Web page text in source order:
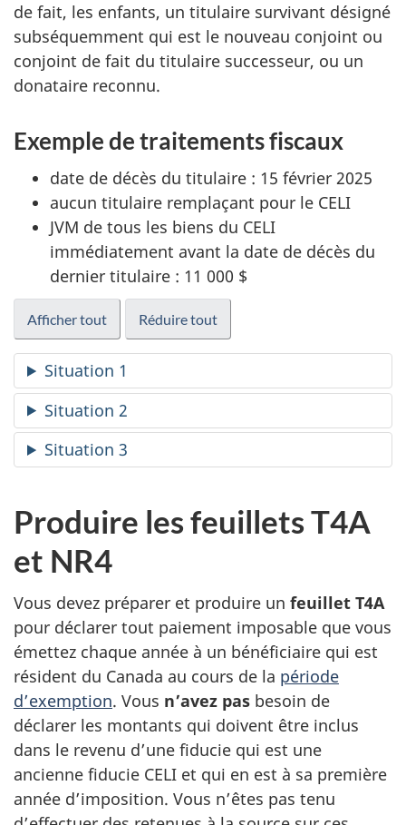
de fait, les enfants, un titulaire survivant désigné
subséquemment qui est le nouveau conjoint ou
conjoint de fait du titulaire successeur, ou un
donataire reconnu.
Exemple de traitements fiscaux
date de décès du titulaire : 15 février 2025
aucun titulaire remplaçant pour le CELI
JVM de tous les biens du CELI
immédiatement avant la date de décès du
dernier titulaire : 11 000 $
Afficher tout Réduire tout
Situation 1
Situation 2
Situation 3
Produire les feuillets T4A
et NR4
Vous devez préparer et produire un feuillet T4A
pour déclarer tout paiement imposable que vous
émettez chaque année à un bénéficiaire qui est
résident du Canada au cours de la période
d’exemption. Vous n’avez pas besoin de
déclarer les montants qui doivent être inclus
dans le revenu d’une fiducie qui est une
ancienne fiducie CELI et qui en est à sa première
année d’imposition. Vous n’êtes pas tenu